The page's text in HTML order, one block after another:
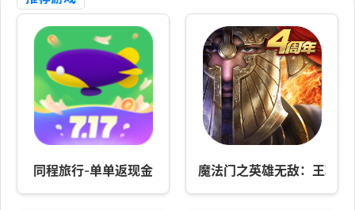
同程旅行-单单返现金 魔法门之英雄无敌：王朝